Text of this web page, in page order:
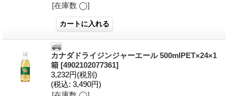
[在庫数 ◯]
カナダドライジンジャーエール 500mlPET×24×1
箱 [4902102077361]
3,232円(税別)
(税込: 3,490円)